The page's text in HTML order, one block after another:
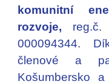
komunitní
rozvoje, reg.č.
000094344.
členové a
Košumbersko